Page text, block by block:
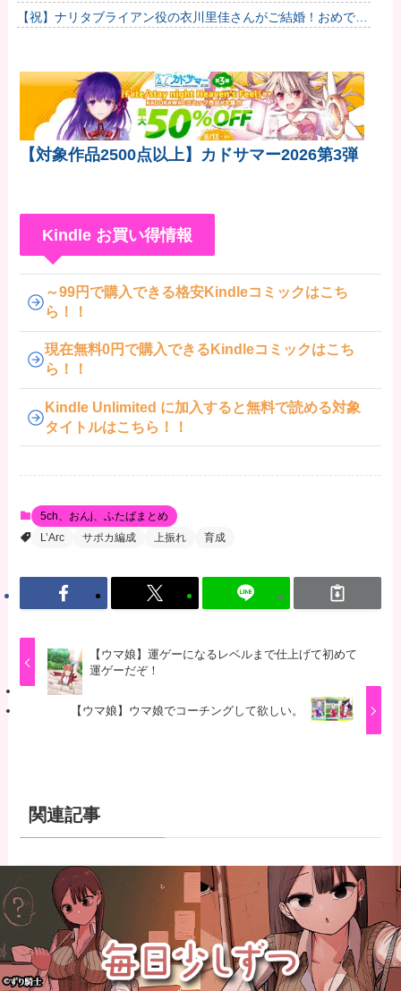
「数億円かけても爆ﾀﾋ」
【祝】ナリタブライアン役の衣川里佳さんがご結婚！おめでと
【対象作品2500点以上】カドサマー2026第3弾
Kindle お買い得情報
～99円で購入できる格安Kindleコミックはこち
ら！！
現在無料0円で購入できるKindleコミックはこち
ら！！
Kindle Unlimited に加入すると無料で読める対象
タイトルはこちら！！
5ch、おんj、ふたばまとめ
L’Arc
サポカ編成 上振れ 育成
【ウマ娘】運ゲーになるレベルまで仕上げて初めて
運ゲーだぞ！
【ウマ娘】ウマ娘でコーチングして欲しい。
関連記事
【ウマ娘】とりあえず育成完了さ
せたウマ娘のスキルを取得するの
が面倒…このまま終わらせたろ！
←「実はこれちょっと損してる
ぞ」
2026年8月8日